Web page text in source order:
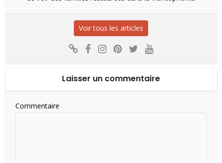
Voir tous les articles
Laisser un commentaire
Commentaire